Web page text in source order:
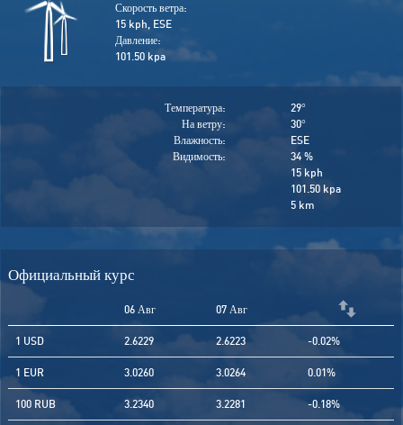
Скорость ветра:
15 kph, ESE
Давление:
101.50 kpa
Температура:
На ветру:
Влажность:
Видимость:
29°
30°
ESE
34 %
15 kph
101.50 kpa
5 km
Официальный курс
06 Авг 07 Авг
1 USD 2.6229 2.6223 -0.02%
1 EUR 3.0260 3.0264 0.01%
100 RUB 3.2340 3.2281 -0.18%